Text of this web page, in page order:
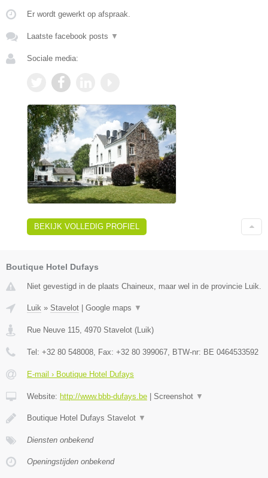
Er wordt gewerkt op afspraak.
Laatste facebook posts ▼
Sociale media:
BEKIJK VOLLEDIG PROFIEL
Boutique Hotel Dufays
Niet gevestigd in de plaats Chaineux, maar wel in de provincie Luik.
Luik » Stavelot | Google maps ▼
Rue Neuve 115 4970 Stavelot (Luik)
Tel: +32 80 548008 , Fax: +32 80 399067 , BTW-nr: BE 0464533592
E-mail › Boutique Hotel Dufays
Website: http://www.bbb-dufays.be | Screenshot ▼
Boutique Hotel Dufays Stavelot ▼
Diensten onbekend
Openingstijden onbekend